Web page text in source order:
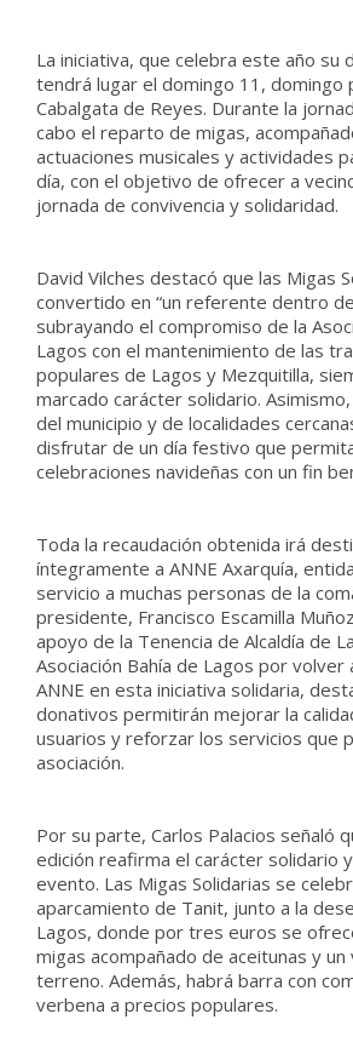
La iniciativa, que celebra este año su
tendrá lugar el domingo 11, domingo
Cabalgata de Reyes. Durante la
cabo el reparto de migas,
actuaciones musicales y actividades
día, con el objetivo de ofrecer a
jornada de convivencia y solidaridad.
David Vilches destacó que las Migas
convertido en “un referente dentro
subrayando el compromiso de la
Lagos con el mantenimiento de las
populares de Lagos y Mezquitilla,
marcado carácter solidario.
del municipio y de localidades
disfrutar de un día festivo que
celebraciones navideñas con un fin
Toda la recaudación obtenida irá
íntegramente a ANNE Axarquía,
servicio a muchas personas de la
presidente, Francisco Escamilla
apoyo de la Tenencia de Alcaldía de
Asociación Bahía de Lagos por volver
ANNE en esta iniciativa solidaria,
donativos permitirán mejorar la
usuarios y reforzar los servicios que
asociación.
Por su parte, Carlos Palacios señaló
edición reafirma el carácter solidario
evento. Las Migas Solidarias se
aparcamiento de Tanit, junto a la
Lagos, donde por tres euros se
migas acompañado de aceitunas y
terreno. Además, habrá barra con
verbena a precios populares.